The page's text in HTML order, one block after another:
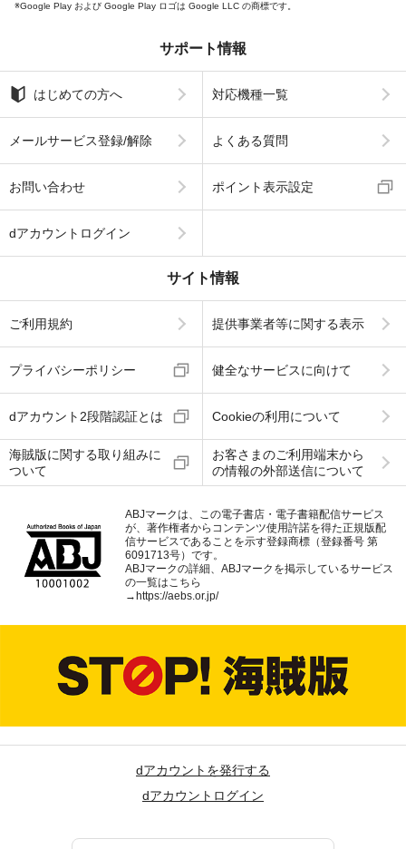
Google Play および Google Play ロゴは Google LLC の商標です。
サポート情報
はじめての方へ 対応機種一覧
メールサービス登録/解除 よくある質問
お問い合わせ ポイント表示設定
dアカウントログイン
サイト情報
ご利用規約 提供事業者等に関する表示
プライバシーポリシー 健全なサービスに向けて
dアカウント2段階認証とは Cookieの利用について
海賊版に関する取り組みに
ついて
お客さまのご利用端末から
の情報の外部送信について
ABJマークは、この電子書店・電子書籍配信サービス
が、著作権者からコンテンツ使用許諾を得た正規版配
信サービスであることを示す登録商標（登録番号 第
6091713号）です。
ABJマークの詳細、ABJマークを掲示しているサービス
の一覧はこちら
→ https://aebs.or.jp/
dアカウントを発行する
dアカウントログイン